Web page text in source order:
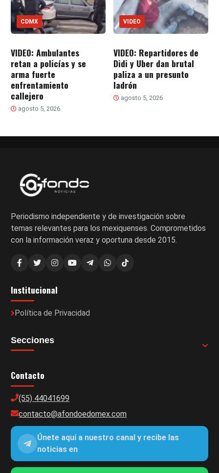
CDMX
VIDEO: Ambulantes
retan a policías y se
arma fuerte
enfrentamiento
callejero
agosto 5, 2026
VIDEO
VIDEO: Repartidores de
Didi y Uber dan brutal
paliza a un presunto
ladrón
agosto 5, 2026
Periodismo independiente y de investigación sobre
temas relevantes para los mexiquenses. Comprometidos
con la información veraz y oportuna desde 2015.
Institucional
Política de Privacidad
Secciones
Contacto
(55) 44041699
contacto@afondoedomex.com
Únete aquí a nuestro canal y recibe las
noticias en